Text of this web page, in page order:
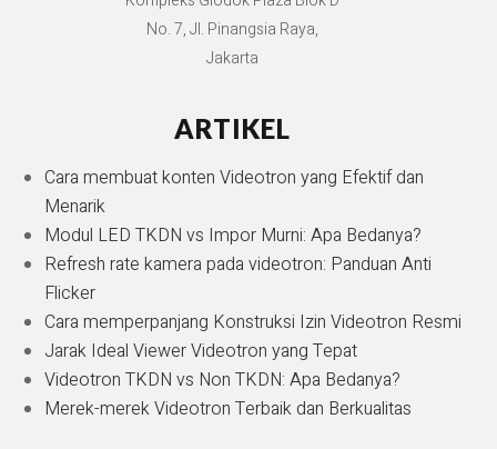
No. 7, Jl. Pinangsia Raya,
Jakarta
ARTIKEL
Cara membuat konten Videotron yang Efektif dan
Menarik
Modul LED TKDN vs Impor Murni: Apa Bedanya?
Refresh rate kamera pada videotron: Panduan Anti
Flicker
Cara memperpanjang Konstruksi Izin Videotron Resmi
Jarak Ideal Viewer Videotron yang Tepat
Videotron TKDN vs Non TKDN: Apa Bedanya?
Merek-merek Videotron Terbaik dan Berkualitas